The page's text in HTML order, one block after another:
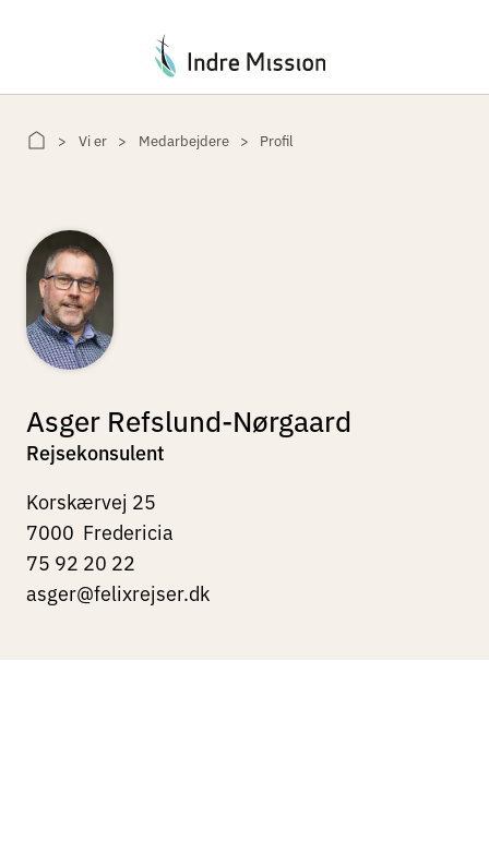
Vi er Medarbejdere Profil
Asger Refslund-Nørgaard
Rejsekonsulent
Korskærvej 25
7000 Fredericia
75 92 20 22
asger@felixrejser.dk